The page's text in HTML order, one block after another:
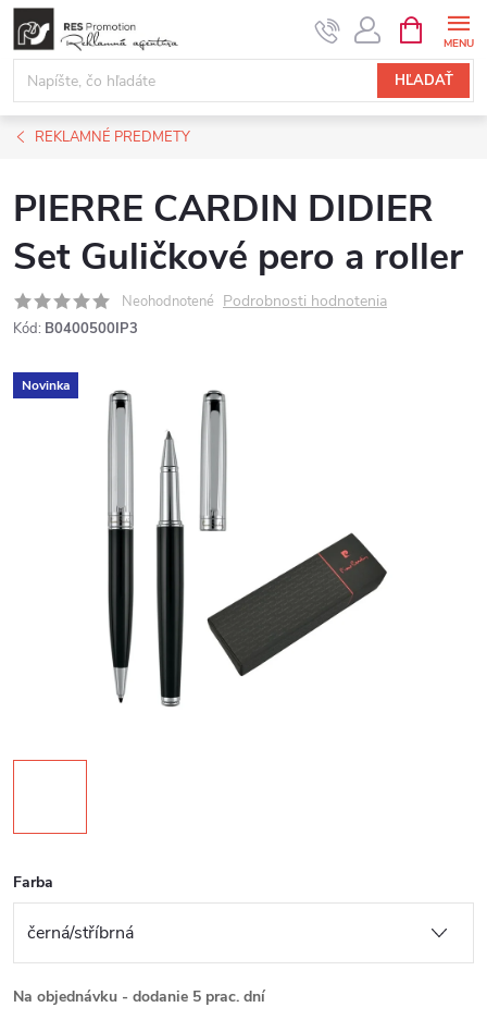
Prejsť
obsah
HĽADAŤ
KOŠÍK
REKLAMNÉ PREDMETY
PIERRE CARDIN DIDIER
Set Guličkové pero a roller
Neohodnotené Podrobnosti hodnotenia
Kód: B0400500IP3
Novinka
Farba
Na objednávku - dodanie 5 prac. dní